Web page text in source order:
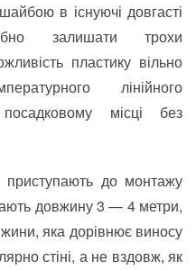
в існуючі довгасті
залишати трохи
пластику вільно
лінійного
місці без
до монтажу
довжину 3 — 4 метри,
яка дорівнює виносу
стіні, а не вздовж, як